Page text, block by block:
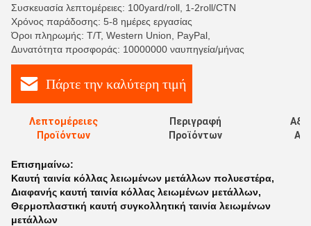
Συσκευασία λεπτομέρειες: 100yard/roll, 1-2roll/CTN
Χρόνος παράδοσης: 5-8 ημέρες εργασίας
Όροι πληρωμής: T/T, Western Union, PayPal,
Δυνατότητα προσφοράς: 10000000 ναυπηγεία/μήνας
Πάρτε την καλύτερη τιμή
Λεπτομέρειες
Προϊόντων
Περιγραφή
Προϊόντων
Επισημαίνω:
Καυτή ταινία κόλλας λειωμένων μετάλλων πολυεστέρα,
Διαφανής καυτή ταινία κόλλας λειωμένων μετάλλων,
Θερμοπλαστική καυτή συγκολλητική ταινία λειωμένων
μετάλλων